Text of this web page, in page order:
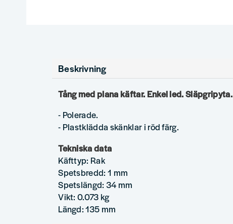
Beskrivning
Tång med plana käftar. Enkel led. Släpgripyta.
- Polerade.
- Plastklädda skänklar i röd färg.
Tekniska data
Käfttyp: Rak
Spetsbredd: 1 mm
Spetslängd: 34 mm
Vikt: 0.073 kg
Längd: 135 mm